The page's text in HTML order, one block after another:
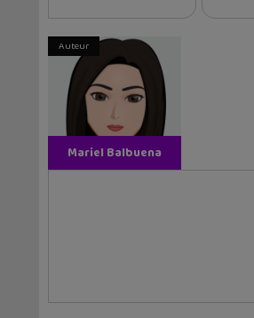
Auteur
Mariel Balbuena